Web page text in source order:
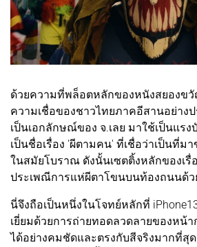
ด้วยความที่พล็อตหลักของหนังสยองขวั
ความเชื่อของชาวไทยภาคอีสานอย่าง
เป็นเอกลักษณ์ของ จ.เลย มาใช้เป็นแร
เป็นชื่อเรื่อง 'ผีตามคน' ที่เชื่อว่าเป็นที่ม
ในสมัยโบราณ ดังนั้นเซตติ้งหลักของเรื่
ประเพณีการแห่ผีตาโขนบนท้องถนนด้ว
นี่จึงถือเป็นหนึ่งในโจทย์หลักที่
เยี่ยมด้วยการถ่ายทอดลวดลายของหน้
ได้อย่างคมชัดและตรงกับสีจริงมากที่สุ